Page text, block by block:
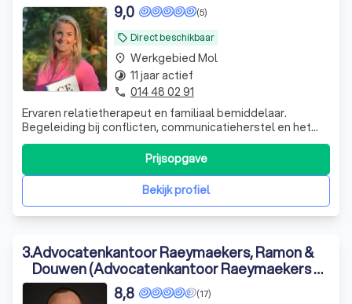
local_offer Direct beschikbaar
(5)
9,0
Ervaren relatietherapeut en familiaal bemiddelaar.
Begeleiding bij conflicten, communicatieherstel en het
vinden van nieuwe balans binnen relaties en gezinnen.
Bekijk profiel
Prijsopgave
place Werkgebied Mol
timelapse 11 jaar actief
phone 014 48 02 91
3.Advocatenkantoor Raeymaekers, Ramon &
Douwen (Advocatenkantoor Raeymaekers &
Ramon)
(17)
8,8